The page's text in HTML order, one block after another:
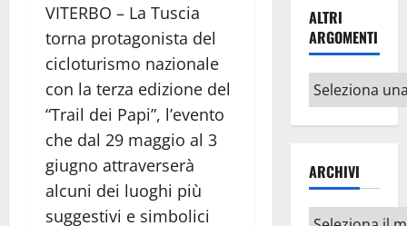
VITERBO – La Tuscia
torna protagonista del
cicloturismo nazionale
con la terza edizione del
“Trail dei Papi”, l’evento
che dal 29 maggio al 3
giugno attraverserà
alcuni dei luoghi più
suggestivi e simbolici
ALTRI
ARGOMENTI
Altri
argomenti
ARCHIVI
Archivi